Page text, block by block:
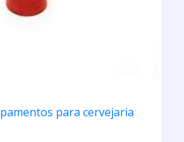
para cervejaria